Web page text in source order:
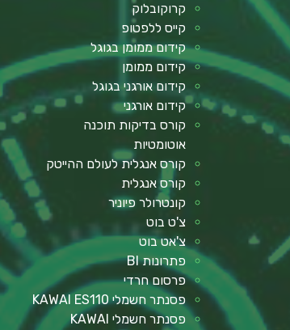
קרוקובלוק
קייס ללפטופ
קידום ממומן בגוגל
קידום ממומן
קידום אורגני בגוגל
קידום אורגני
קורס בדיקות תוכנה
אוטומטיות
קורס אנגלית לעולם ההייטק
קורס אנגלית
קונטרולר פיוניר
צ'ט בוט
צ'אט בוט
פתרונות BI
פרסום חרדי
פסנתר חשמלי KAWAI ES110
פסנתר חשמלי KAWAI